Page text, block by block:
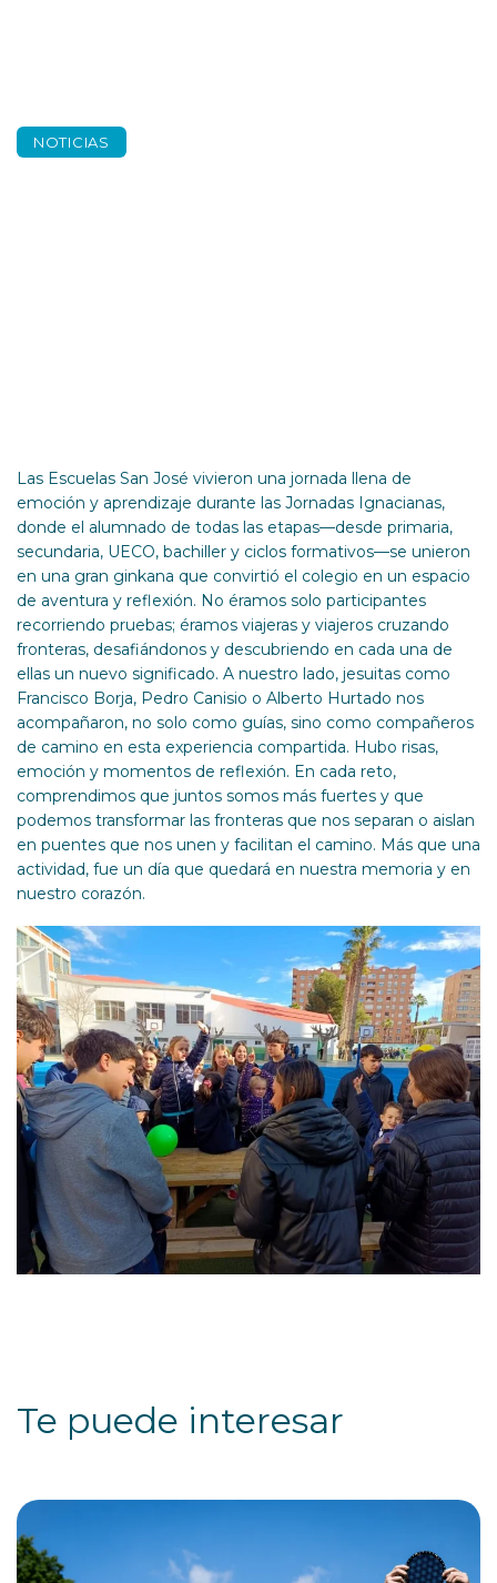
NOTICIAS
Las Escuelas San José vivieron una jornada llena de
emoción y aprendizaje durante las Jornadas Ignacianas,
donde el alumnado de todas las etapas—desde primaria,
secundaria, UECO, bachiller y ciclos formativos—se unieron
en una gran ginkana que convirtió el colegio en un espacio
de aventura y reflexión. No éramos solo participantes
recorriendo pruebas; éramos viajeras y viajeros cruzando
fronteras, desafiándonos y descubriendo en cada una de
ellas un nuevo significado. A nuestro lado, jesuitas como
Francisco Borja, Pedro Canisio o Alberto Hurtado nos
acompañaron, no solo como guías, sino como compañeros
de camino en esta experiencia compartida. Hubo risas,
emoción y momentos de reflexión. En cada reto,
comprendimos que juntos somos más fuertes y que
podemos transformar las fronteras que nos separan o aislan
en puentes que nos unen y facilitan el camino. Más que una
actividad, fue un día que quedará en nuestra memoria y en
nuestro corazón.
Te puede interesar